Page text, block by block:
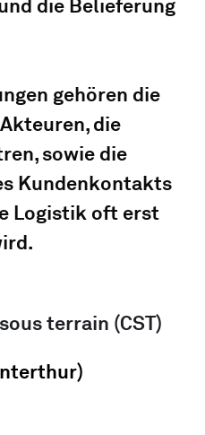
die Belieferung
gehören die
die
sowie die
Kundenkontakts
Logistik oft erst
terrain (CST)